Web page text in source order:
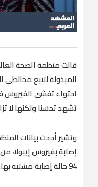
قالت منظمة الصحة
المبذولة لتتبع
احتواء تفشي الفيروس
تشهد تحسنا ولكنها
94 ‌حالة إصابة مشتبه بها.